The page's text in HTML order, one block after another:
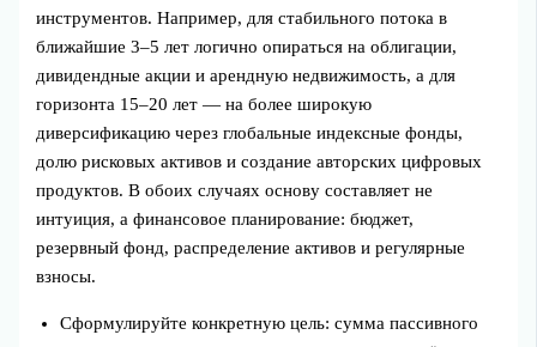
инструментов. Например, для стабильного потока в
ближайшие 3–5 лет логично опираться на облигации,
дивидендные акции и арендную недвижимость, а для
горизонта 15–20 лет — на более широкую
диверсификацию через глобальные индексные фонды,
долю рисковых активов и создание авторских цифровых
продуктов. В обоих случаях основу составляет не
интуиция, а финансовое планирование: бюджет,
резервный фонд, распределение активов и регулярные
взносы.
Сформулируйте конкретную цель: сумма пассивного